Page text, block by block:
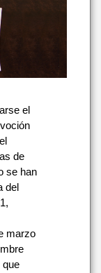
el
de
se han
del
marzo
que